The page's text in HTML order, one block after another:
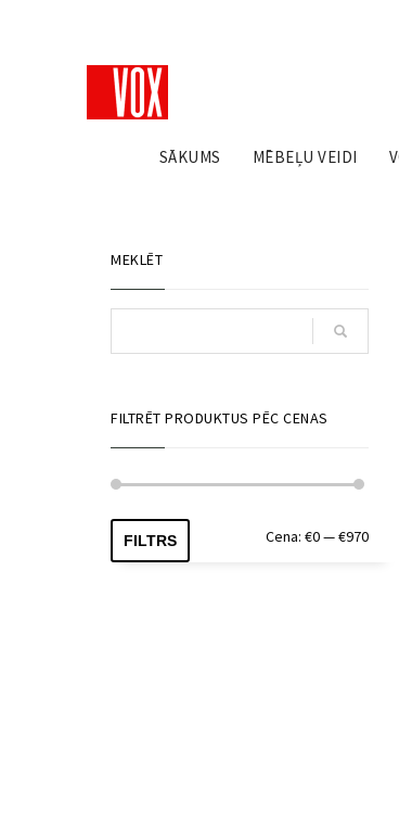
SĀKUMS MĒBEĻU VEIDI
MEKLĒT
FILTRĒT PRODUKTUS PĒC CENAS
Min.
Maks.
FILTRS Cena: €0—€970